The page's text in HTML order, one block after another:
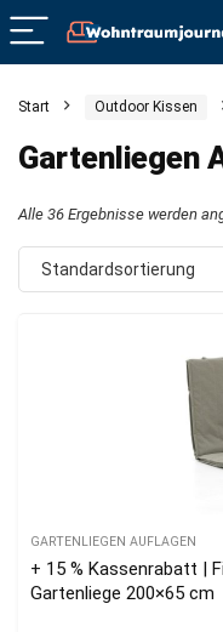
Start Outdoor Kissen
Gartenliegen
Alle 36 Ergebnisse werden
Standardsortierung
GARTENLIEGEN AUFLAGEN
+ 15 % Kassenrabatt |
Gartenliege 200×65 cm